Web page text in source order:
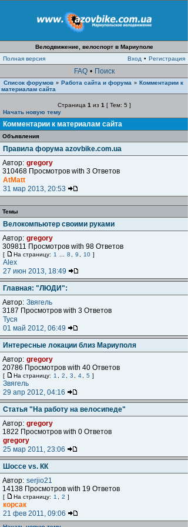
Велодвижение, велоспорт в Мариуполе
Полная версия
Вход • Регистрация
FAQ • Поиск
Список форумов » Работа сайта и форума » Комментарии к
материалам сайта
Страница 1 из 1 [ Тем: 5 ]
Начать новую тему
Комментарии к материалам сайта
Объявления
Правила форума azovbike.com.ua
Автор: gregory
310468 Просмотров with 3 Ответов
AtMatt
31 мар 2013, 20:53
Темы
Велокомпьютер своими руками
Автор: gregory
309811 Просмотров with 98 Ответов
[ На страницу: 1 8 9 10 ]
Alex
27 июн 2013, 18:49
Главная: "ЛЮДИ":
Автор: Звягель
3187 Просмотров with 3 Ответов
Туся
01 май 2012, 06:49
Интересные локации близ Мариуполя
Автор: gregory
20786 Просмотров with 40 Ответов
[ На страницу: 1 2 3 4 5 ]
Звягель
29 апр 2012, 04:16
Статья "На работу на велосипеде"
Автор: gregory
1822 Просмотров with 0 Ответов
gregory
25 мар 2011, 23:06
Шоссе vs. КК
Автор: serjio21
14138 Просмотров with 19 Ответов
[ На страницу: 1 2 ]
корсак
21 фев 2011, 09:06